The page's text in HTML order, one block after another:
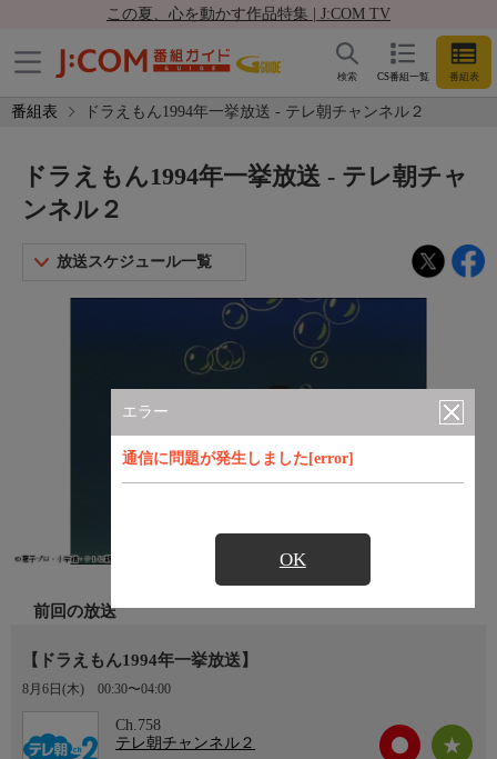
この夏、心を動かす作品特集 | J:COM TV
CS番組一覧 番組表
検索
番組表 ドラえもん1994年一挙放送 - テレ朝チャンネル２
エラー
通信に問題が発生しました[error]
OK
ドラえもん1994年一挙放送 - テレ朝チャ
ンネル２
放送スケジュール一覧
前回の放送
【ドラえもん1994年一挙放送】
8月6日(木) 00:30〜04:00
Ch.758
テレ朝チャンネル２